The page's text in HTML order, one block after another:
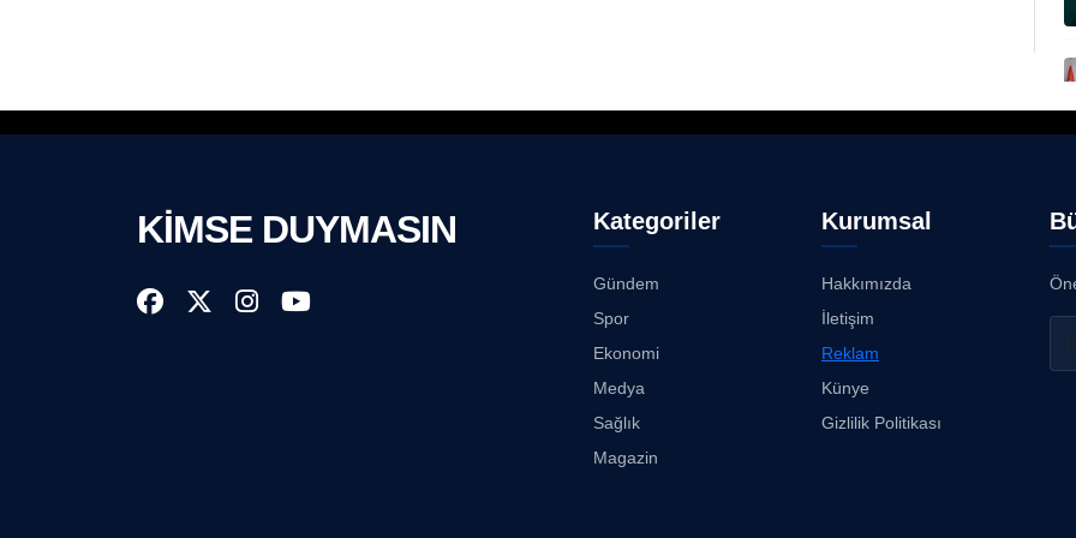
KİMSE DUYMASIN Kategoriler
Gündem
Spor
Ekonomi
Medya
Sağlık
Magazin
Kurumsal
Hakkımızda
İletişim
Reklam
Künye
Gizlilik Politikası